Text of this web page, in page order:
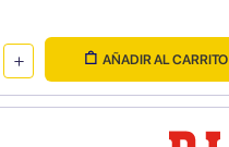
AÑADIR AL CARRITO